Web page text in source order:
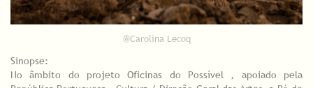
@Carolina Lecoq
Sinopse:
No âmbito do projeto Oficinas do Possível , apoiado pela